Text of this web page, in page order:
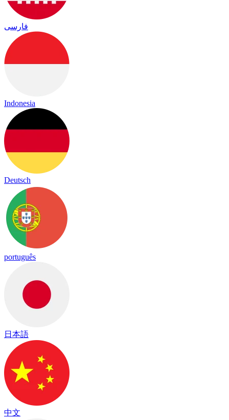
فارسی
Indonesia
Deutsch
português
日本語
中文